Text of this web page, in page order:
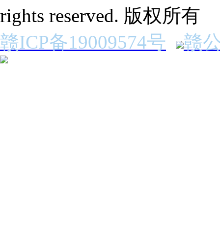
rights reserved. 版权所有
赣ICP备19009574号
赣